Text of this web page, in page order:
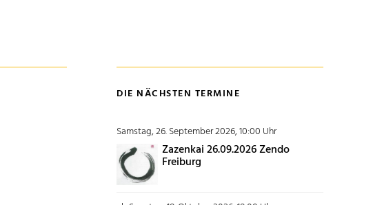
DIE NÄCHSTEN TERMINE
Samstag, 26. September 2026, 10:00 Uhr
Zazenkai 26.09.2026 Zendo
Freiburg